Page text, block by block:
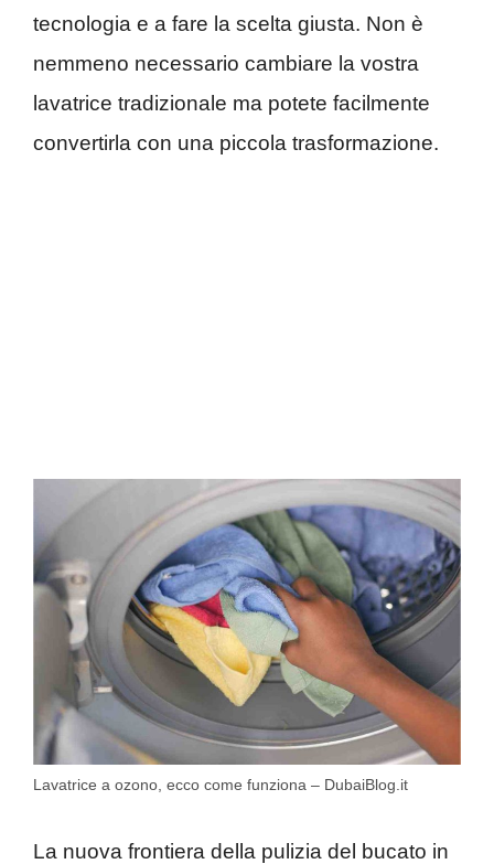
tecnologia e a fare la scelta giusta. Non è
nemmeno necessario cambiare la vostra
lavatrice tradizionale ma potete facilmente
convertirla con una piccola trasformazione.
Lavatrice a ozono, ecco come funziona – DubaiBlog.it
La nuova frontiera della pulizia del bucato in